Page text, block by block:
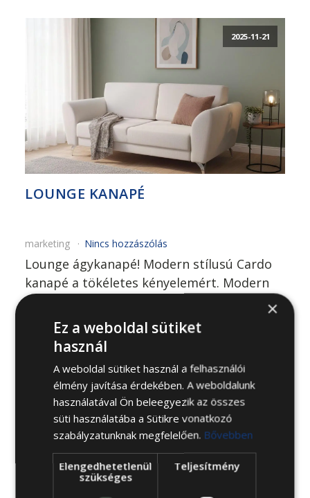
2025-11-21
LOUNGE KANAPÉ
marketing Nincs hozzászólás
Lounge ágykanapé! Modern stílusú Cardo
kanapé a tökéletes kényelemért. Modern
stílusú ággyá alakítható Cardo kanapé
Egyetlen mozdulattal vendégággyá
alakítható Anyaga: Cardo szövetkollekció
Fekvőfelület: 140/200 cm Ottomán nélküli
befoglaló méret(Szé/Mé/Ma): 200/106/79cm
Ottomános sarokgarnitúra változatban is
elérhető: ITT Ápolási technikai eszköz:
elszámolható számos
egészségpénztárban! Töltse le a használati
útmutatónkat: ITT! Amikor Ön nálunk
vásárol, nem csak minőségi […]
×
Ez a weboldal sütiket
használ
A weboldal sütiket használ a felhasználói
élmény javítása érdekében. A weboldalunk
használatával Ön beleegyezik az összes
süti használatába a Sütikre vonatkozó
szabályzatunknak megfelelően. Bővebben
Elengedhetetlenül
szükséges
Teljesítmény